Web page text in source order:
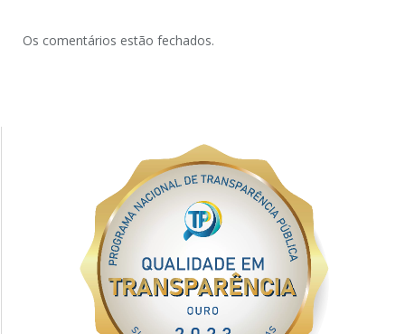
Os comentários estão fechados.